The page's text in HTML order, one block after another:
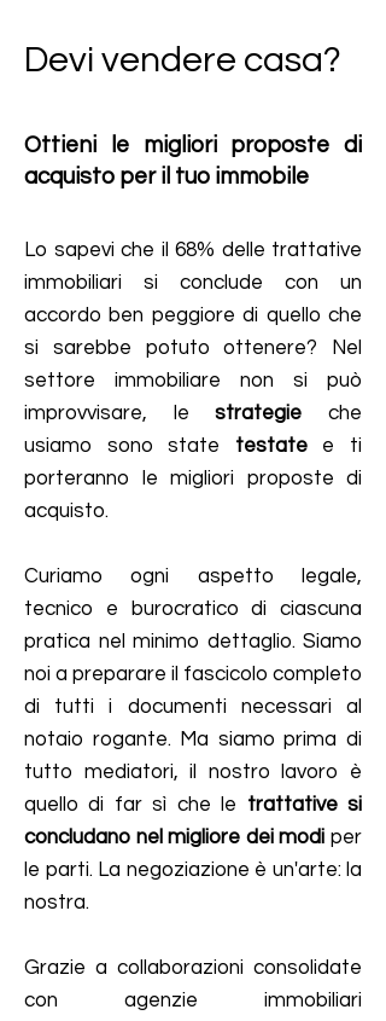
Devi vendere casa?
Ottieni le migliori proposte di
acquisto per il tuo immobile
Lo sapevi che il 68% delle trattative
immobiliari si conclude con un
accordo ben peggiore di quello che
si sarebbe potuto ottenere? Nel
settore immobiliare non si può
improvvisare, lestrategie che
usiamo sono state testatee ti
porteranno le migliori proposte di
acquisto.
Curiamo ogni aspetto legale,
tecnico e burocratico di ciascuna
pratica nel minimo dettaglio. Siamo
noi a preparare il fascicolo completo
di tutti i documenti necessari al
notaio rogante. Ma siamo prima di
tutto mediatori, il nostro lavoro è
quello di far sì che le trattative si
concludano nel migliore dei modi per
le parti. La negoziazione è un'arte: la
nostra.
Grazie a collaborazioni consolidate
con agenzie immobiliari